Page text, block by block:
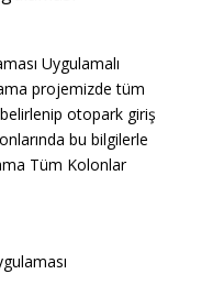
Uygulamalı
projemizde tüm
otopark giriş
bu bilgilerle
Tüm Kolonlar